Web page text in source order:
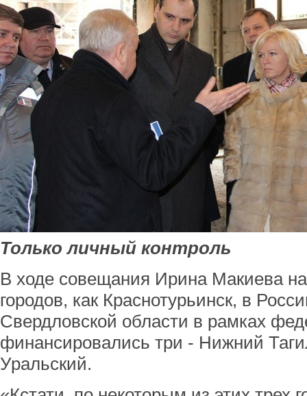
Только личный контроль
В ходе совещания Ирина Макиева
городов, как Краснотурьинск, в
Свердловской области в рамках
финансировались три - Нижний
Уральский.